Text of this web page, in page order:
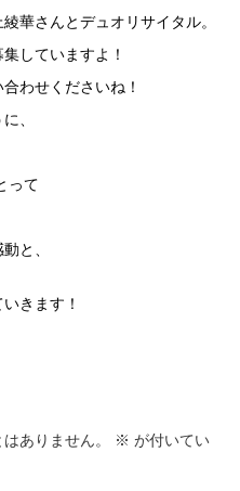
華さんとデュオリサイタル。
していますよ！
わせくださいね！
、
って
と、
きます！
ありません。 ※ が付いてい